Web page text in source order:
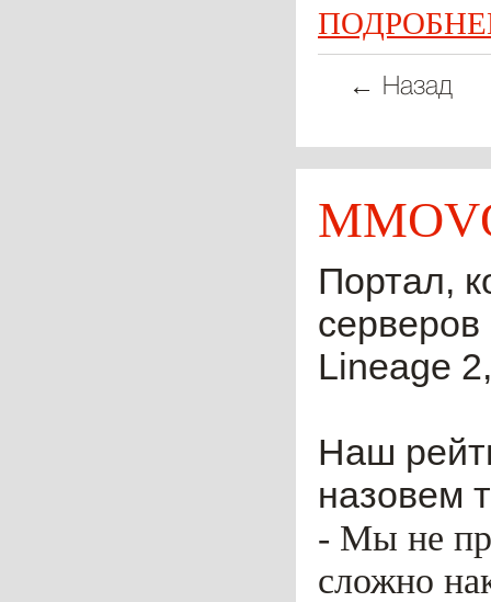
← Назад
Портал,
Lineage
Наш
назовем
- Мы не
сложно